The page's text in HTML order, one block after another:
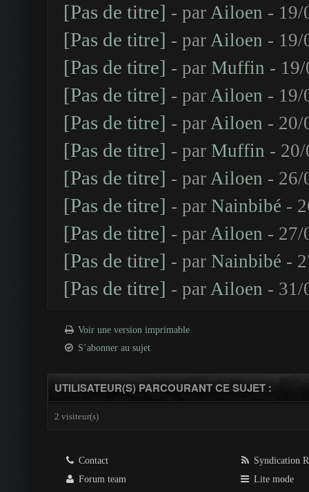
[Pas de titre] - par Ailoen - 19/
[Pas de titre] - par Ailoen - 19/
[Pas de titre] - par Muffin -
[Pas de titre] - par Ailoen - 19/
[Pas de titre] - par Ailoen - 20/
[Pas de titre] - par Muffin -
[Pas de titre] - par Ailoen - 26/
[Pas de titre] - par Nainbibé -
[Pas de titre] - par Ailoen - 27/
[Pas de titre] - par Nainbibé -
[Pas de titre] - par Ailoen - 31/
Voir une version imprimable
S’abonner au sujet
UTILISATEUR(S) PARCOURANT CE SUJET :
2 visiteur(s)
Contact
Forum team
Syndication
Lite mode